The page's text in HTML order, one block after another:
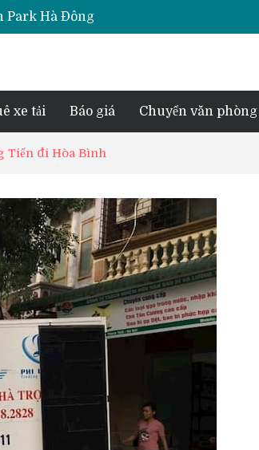
Lãm
xe tải Báo giá Chuyển văn phòng
Tiến đi Hòa Bình